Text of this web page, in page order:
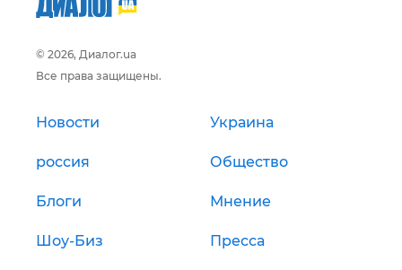
© 2026, Диалог.ua
Все права защищены.
Новости Украина
россия Общество
Блоги Мнение
Шоу-Биз Пресса